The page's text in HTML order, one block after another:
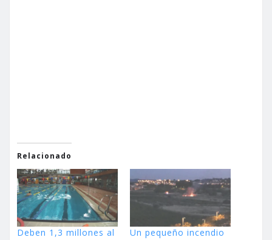
Relacionado
Deben 1,3 millones al
Un pequeño incendio